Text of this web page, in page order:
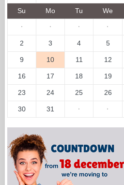
Su Mo Tu We
· · · ·
2 3 4 5
9 10 11 12
16 17 18 19
23 24 25 26
30 31 · ·